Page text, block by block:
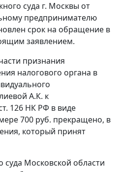
суда г. Москвы от
предпринимателю
срок на обращение в
заявлением.
признания
налогового органа в
А.К. к
126 НК РФ в виде
700 руб. прекращено, в
который принят
Московской области